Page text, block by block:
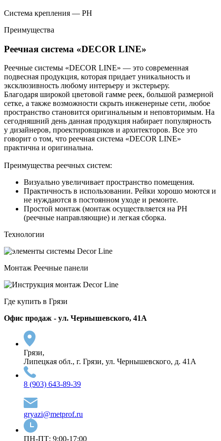
Система крепления — РН
Преимущества
Реечная система «DECOR LINE»
Реечные системы «DECOR LINE» — это современная
подвесная продукция, которая придает уникальность и
эксклюзивность любому интерьеру и экстерьеру.
Благодаря широкой цветовой гамме реек, большой размерной
сетке, а также возможности скрыть инженерные сети, любое
пространство становится оригинальным и неповторимым. На
сегодняшний день данная продукция набирает популярность
у дизайнеров, проектировщиков и архитекторов. Все это
говорит о том, что реечная система «DECOR LINE»
практична и оригинальна.
Преимущества реечных систем:
Визуально увеличивает пространство помещения.
Практичность в использовании. Рейки хорошо моются и
не нуждаются в постоянном уходе и ремонте.
Простой монтаж (монтаж осуществляется на РН
(реечные направляющие) и легкая сборка.
Технологии
Монтаж Реечные панели
Где купить в Грязи
Офис продаж - ул. Чернышевского, 41А
Грязи,
Липецкая обл., г. Грязи, ул. Чернышевского, д. 41А
8 (903) 643-89-39
gryazi@metprof.ru
ПН-ПТ: 9:00-17:00